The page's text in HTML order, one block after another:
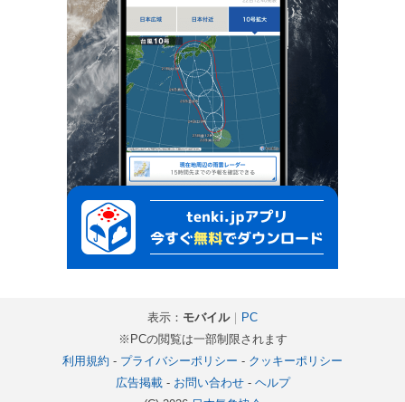
表示： モバイル｜ PC
※PCの閲覧は一部制限されます
利用規約 - プライバシーポリシー - クッキーポリシー
広告掲載- お問い合わせ- ヘルプ